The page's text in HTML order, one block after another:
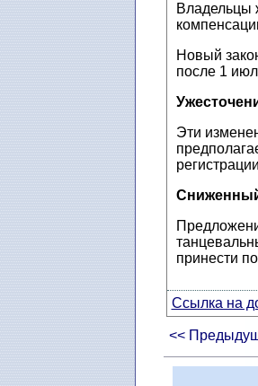
Владельцы
Новый
после 1
Эти
принести
Ссылка на
<<